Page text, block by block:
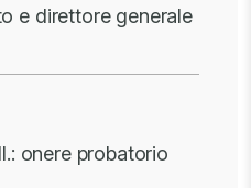
e direttore generale
onere probatorio